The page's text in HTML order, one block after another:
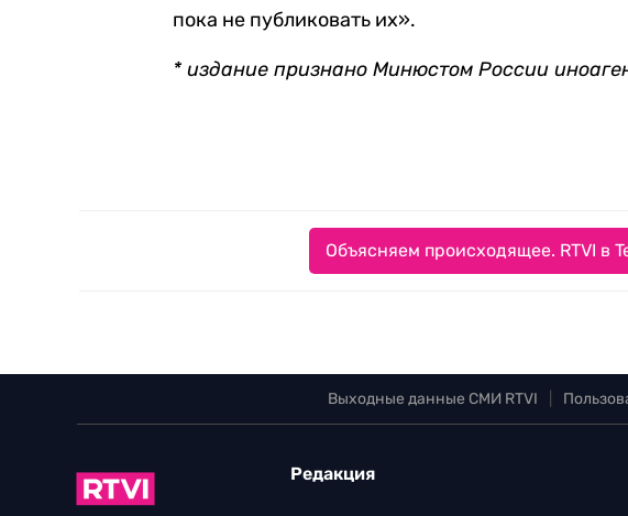
пока не публиковать их».
* издание признано Минюстом России
Объясняем происходящее. RTVI в
Выходные данные СМИ RTVI
Редакция